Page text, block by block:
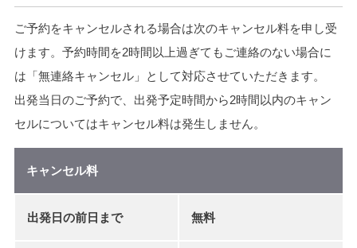
ご予約をキャンセルされる場合は次のキャンセル料を申し受
けます。予約時間を2時間以上過ぎてもご連絡のない場合に
は「無連絡キャンセル」として対応させていただきます。
出発当日のご予約で、出発予定時間から2時間以内のキャン
セルについてはキャンセル料は発生しません。
キャンセル料
出発日の前日まで 無料